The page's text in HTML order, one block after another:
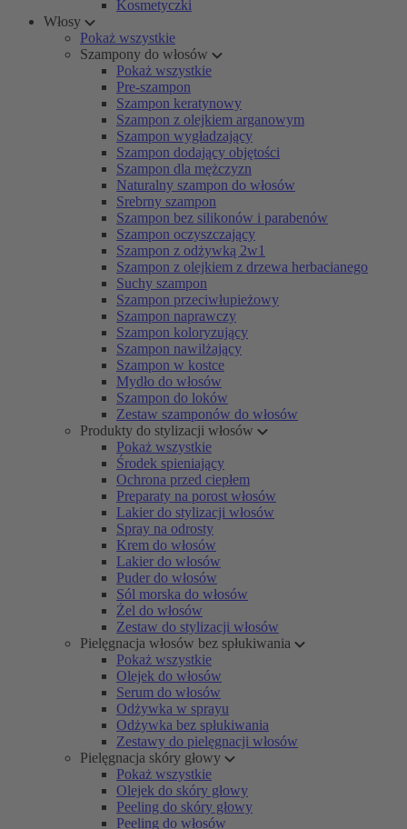
Kosmetyczki
Włosy
Pokaż wszystkie
Szampony do włosów
Pokaż wszystkie
Pre-szampon
Szampon keratynowy
Szampon z olejkiem arganowym
Szampon wygładzający
Szampon dodający objętości
Szampon dla mężczyzn
Naturalny szampon do włosów
Srebrny szampon
Szampon bez silikonów i parabenów
Szampon oczyszczający
Szampon z odżywką 2w1
Szampon z olejkiem z drzewa herbacianego
Suchy szampon
Szampon przeciwłupieżowy
Szampon naprawczy
Szampon koloryzujący
Szampon nawilżający
Szampon w kostce
Mydło do włosów
Szampon do loków
Zestaw szamponów do włosów
Produkty do stylizacji włosów
Pokaż wszystkie
Środek spieniający
Ochrona przed ciepłem
Preparaty na porost włosów
Lakier do stylizacji włosów
Spray na odrosty
Krem do włosów
Lakier do włosów
Puder do włosów
Sól morska do włosów
Żel do włosów
Zestaw do stylizacji włosów
Pielęgnacja włosów bez spłukiwania
Pokaż wszystkie
Olejek do włosów
Serum do włosów
Odżywka w sprayu
Odżywka bez spłukiwania
Zestawy do pielęgnacji włosów
Pielęgnacja skóry głowy
Pokaż wszystkie
Olejek do skóry głowy
Peeling do skóry głowy
Peeling do włosów